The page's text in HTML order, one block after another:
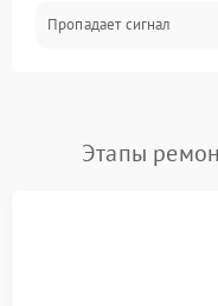
Пропадает сигнал
Этапы